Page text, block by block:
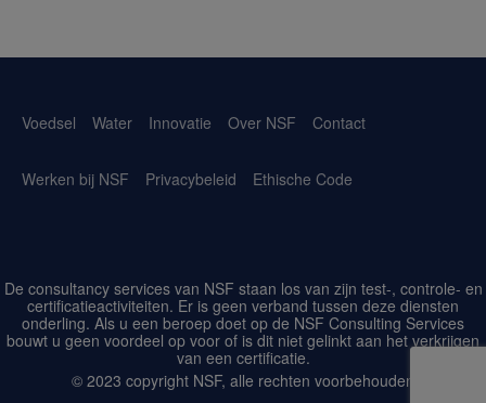
Voedsel Water Innovatie Over NSF Contact
Werken bij NSF Privacybeleid Ethische Code
De consultancy services van NSF staan los van zijn test-, controle- en
certificatieactiviteiten. Er is geen verband tussen deze diensten
onderling. Als u een beroep doet op de NSF Consulting Services
bouwt u geen voordeel op voor of is dit niet gelinkt aan het verkrijgen
van een certificatie.
© 2023 copyright NSF, alle rechten voorbehouden